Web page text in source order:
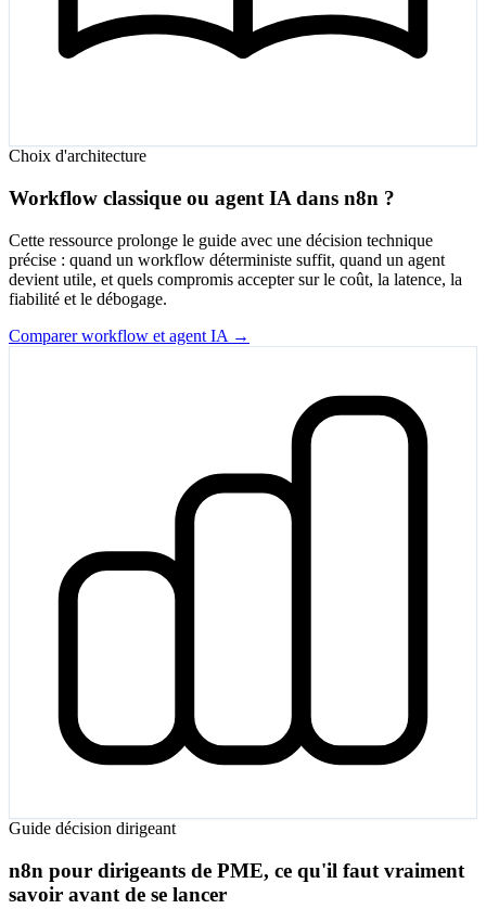
Choix d'architecture
Workflow classique ou agent IA dans n8n ?
Cette ressource prolonge le guide avec une décision technique
précise : quand un workflow déterministe suffit, quand un agent
devient utile, et quels compromis accepter sur le coût, la latence, la
fiabilité et le débogage.
Comparer workflow et agent IA →
Guide décision dirigeant
n8n pour dirigeants de PME, ce qu'il faut vraiment
savoir avant de se lancer